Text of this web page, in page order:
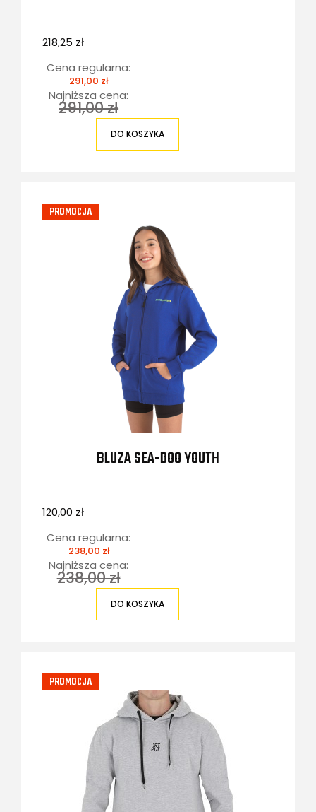
218,25 zł
Cena regularna:
291,00 zł
Najniższa cena:
291,00 zł
DO KOSZYKA
BLUZA SEA-DOO YOUTH
120,00 zł
Cena regularna:
238,00 zł
Najniższa cena:
238,00 zł
DO KOSZYKA
PROMOCJA
PROMOCJA